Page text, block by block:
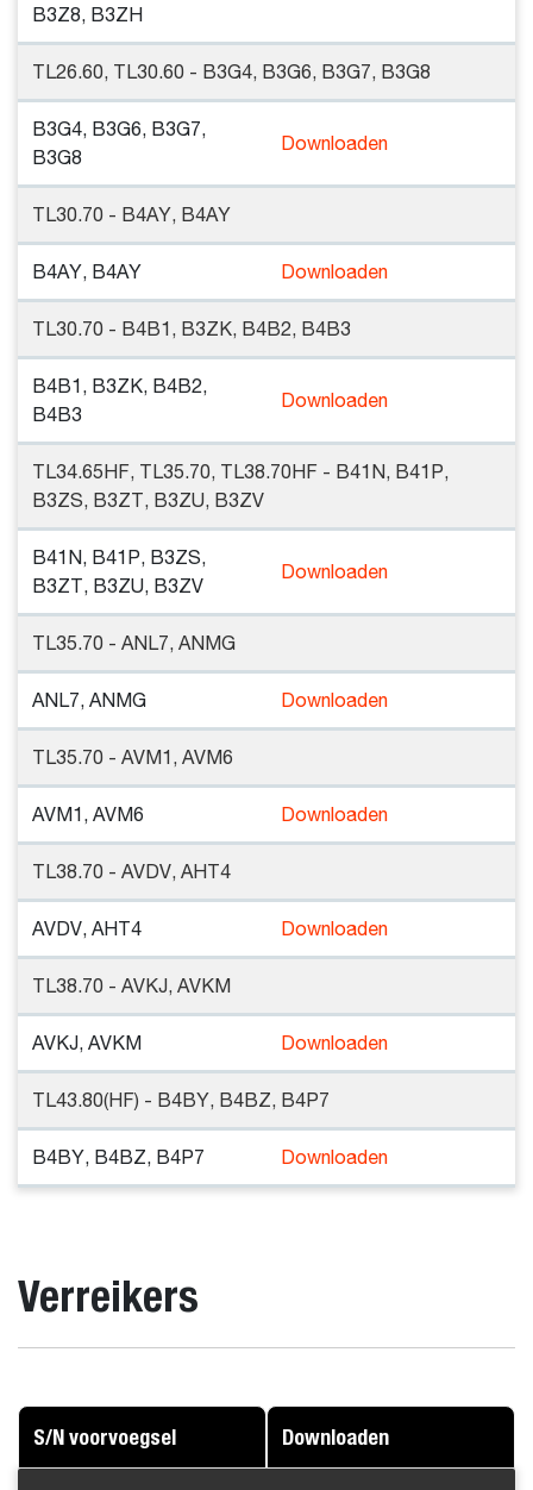
B3Z8, B3ZH
TL26.60, TL30.60 - B3G4, B3G6, B3G7, B3G8
B3G4, B3G6, B3G7,
B3G8
Downloaden
TL30.70 - B4AY, B4AY
B4AY, B4AY Downloaden
TL30.70 - B4B1, B3ZK, B4B2, B4B3
B4B1, B3ZK, B4B2,
B4B3
Downloaden
TL34.65HF, TL35.70, TL38.70HF - B41N, B41P,
B3ZS, B3ZT, B3ZU, B3ZV
B41N, B41P, B3ZS,
B3ZT, B3ZU, B3ZV
Downloaden
TL35.70 - ANL7, ANMG
ANL7, ANMG Downloaden
TL35.70 - AVM1, AVM6
AVM1, AVM6 Downloaden
TL38.70 - AVDV, AHT4
AVDV, AHT4 Downloaden
TL38.70 - AVKJ, AVKM
AVKJ, AVKM Downloaden
TL43.80(HF) - B4BY, B4BZ, B4P7
B4BY, B4BZ, B4P7 Downloaden
Verreikers
S/N voorvoegsel Downloaden